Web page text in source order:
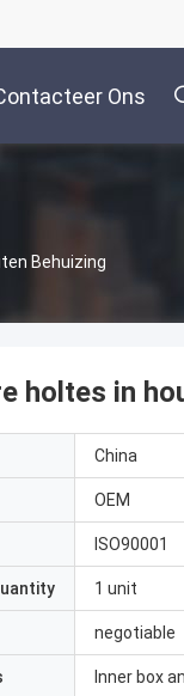
Ons
Behuizing
holtes in
China
OEM
ISO90001
1 unit
negotiable
Inner box